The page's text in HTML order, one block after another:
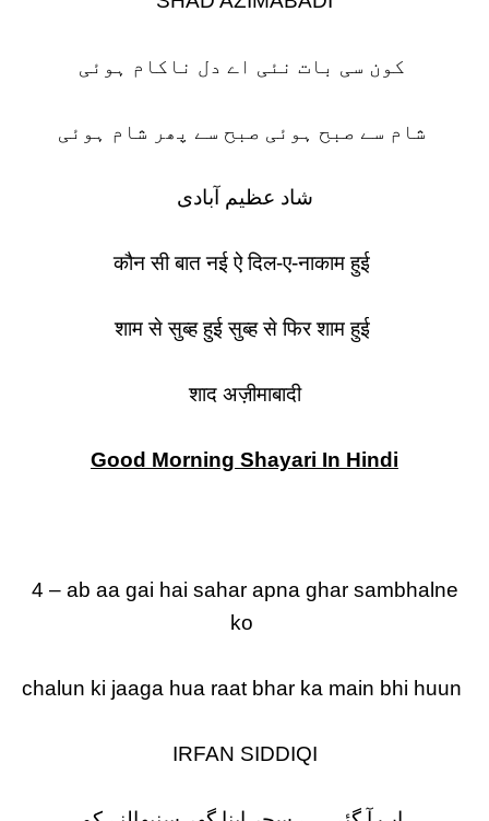
شاد عظیم آبادی
कौन सी बात नई ऐ दिल-ए-नाकाम हुई
शाम से सुब्ह हुई सुब्ह से फिर शाम हुई
शाद अज़ीमाबादी
Good Morning Shayari In Hindi
4 – ab aa gai hai sahar apna ghar sambhalne
ko
chalun ki jaaga hua raat bhar ka main bhi huun
IRFAN SIDDIQI